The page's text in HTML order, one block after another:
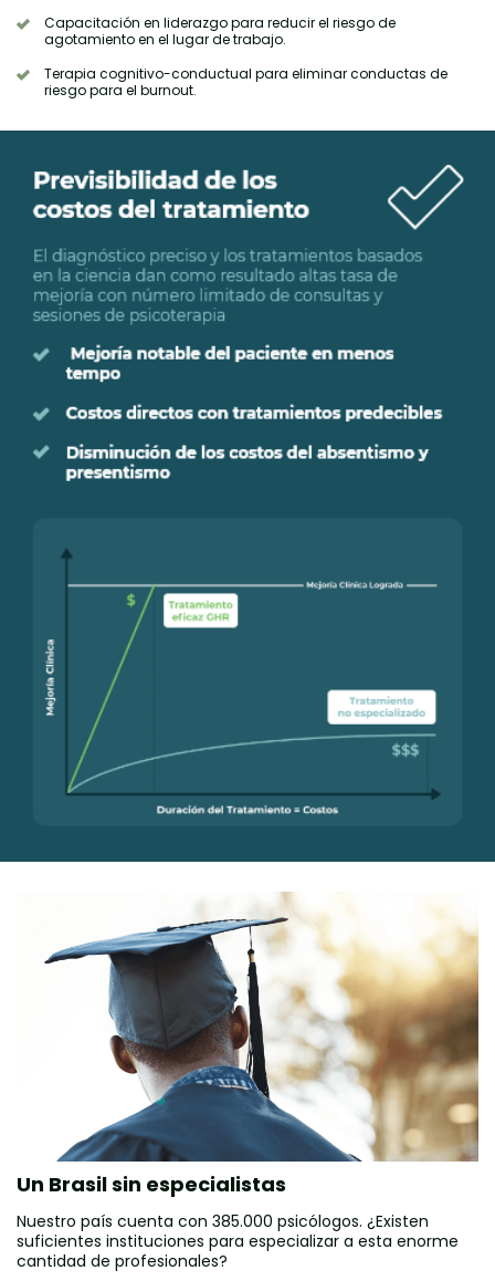
Capacitación en liderazgo para reducir el riesgo de
agotamiento en el lugar de trabajo.
Terapia cognitivo-conductual para eliminar conductas de
riesgo para el burnout.
Un Brasil sin especialistas
Nuestro país cuenta con 385.000 psicólogos. ¿Existen
suficientes instituciones para especializar a esta enorme
cantidad de profesionales?